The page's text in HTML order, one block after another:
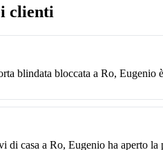
clienti
blindata bloccata a Ro, Eugenio
di casa a Ro, Eugenio ha aperto